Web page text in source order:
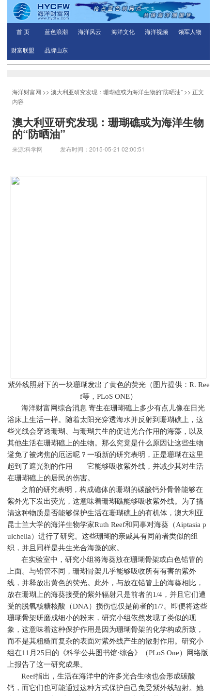
首 页 蓝色浪潮 海洋风云 海洋文化 海洋视频 领军人物
财富联盟 品牌山东
海洋财富网 >> 澳大利亚研究发现：珊瑚礁或为海洋生物的“防晒油” >> 正文
内容
澳大利亚研究发现：珊瑚礁或为海洋生物
的“防晒油”
来源:科学网 发布时间：2015-05-21 02:00:51
紫外线照射下的一块珊瑚发出了黄色的荧光（图片提供： R. Ree
f等， PLoS ONE）
海洋财富网综合消息寄生在珊瑚礁上多少有点儿像在日光
浴床上生活一样。随着太阳光穿透海水并反射到珊瑚礁上，这
些光线会穿透珊瑚、与珊瑚共生的促进光合作用的海藻，以及
其他生活在珊瑚礁上的生物。那么究竟是什么原因让这些生物
避免了被烤焦的厄运呢？一项新的研究表明，正是珊瑚在这里
起到了遮光剂的作用——它能够吸收紫外线，并减少其对生活
在珊瑚礁上的居民的伤害。
之前的研究表明，构成礁体的珊瑚的碳酸钙外骨骼能够在
紫外光下发出荧光，这意味着珊瑚礁能够吸收紫外线。为了搞
清这种物质是否能够保护生活在珊瑚礁上的有机体，澳大利亚
昆士兰大学的海洋生物学家Ruth Reef和同事对海葵（Aiptasia p
ulchella）进行了研究。这些珊瑚的亲戚具有同前者类似的组
织，并且同样是共生光合海藻的家。
在实验室中，研究小组将海葵放在珊瑚骨架或白色铅管的
上面。与铅管不同，珊瑚骨架几乎能够吸收所有有害的紫外
线，并释放出黄色的荧光。此外，与放在铅管上的海葵相比，
放在珊瑚上的海葵接受的紫外辐射只是前者的1/4 ，并且它们遭
受的脱氧核糖核酸（DNA）损伤也仅是前者的1/7。即便将这些
珊瑚骨架研磨成细小的粉末，研究小组依然发现了类似的现
象，这意味着这种保护作用是因为珊瑚骨架的化学构成所致，
而不是其粗糙而复杂的表面对紫外线产生的散射作用。研究小
组在11月 25 日 的《科学公共图书馆·综合》（PLoS One）网络版
上报告了这一研究成果。
Reef指出，生活在海洋中的许多光合生物也会形成碳酸
钙，而它们也可能通过这种方式保护自己免受紫外线辐射。她